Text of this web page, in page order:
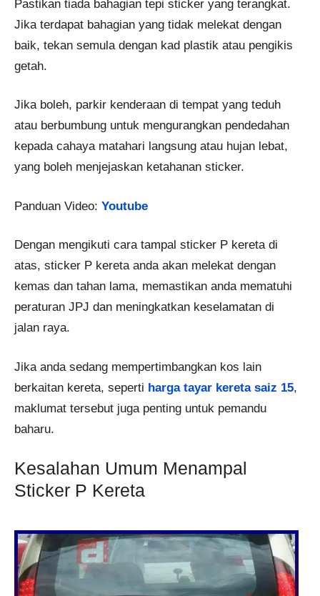
Pastikan tiada bahagian tepi sticker yang terangkat.
Jika terdapat bahagian yang tidak melekat dengan
baik, tekan semula dengan kad plastik atau pengikis
getah.
Jika boleh, parkir kenderaan di tempat yang teduh
atau berbumbung untuk mengurangkan pendedahan
kepada cahaya matahari langsung atau hujan lebat,
yang boleh menjejaskan ketahanan sticker.
Panduan Video: Youtube
Dengan mengikuti cara tampal sticker P kereta di
atas, sticker P kereta anda akan melekat dengan
kemas dan tahan lama, memastikan anda mematuhi
peraturan JPJ dan meningkatkan keselamatan di
jalan raya.
Jika anda sedang mempertimbangkan kos lain
berkaitan kereta, seperti harga tayar kereta saiz 15,
maklumat tersebut juga penting untuk pemandu
baharu.
Kesalahan Umum Menampal
Sticker P Kereta